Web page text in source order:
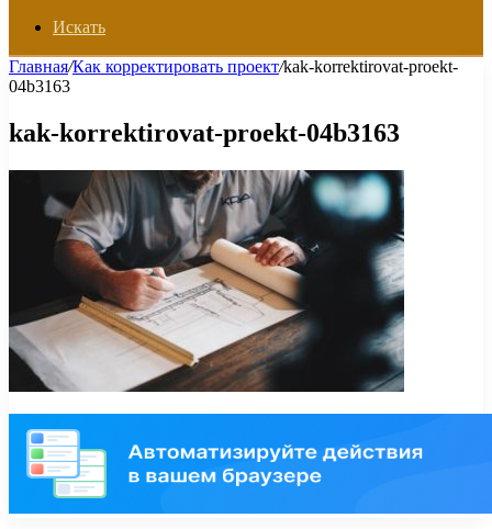
Искать
Главная/Как корректировать проект/kak-korrektirovat-proekt-
04b3163
kak-korrektirovat-proekt-04b3163